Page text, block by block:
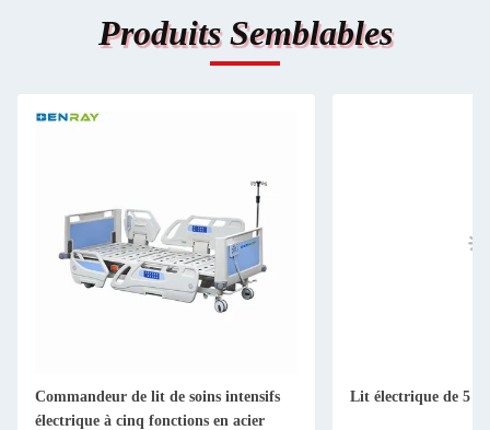
Produits Semblables
Commandeur de lit de soins intensifs
électrique à cinq fonctions en acier
Lit électrique de 5